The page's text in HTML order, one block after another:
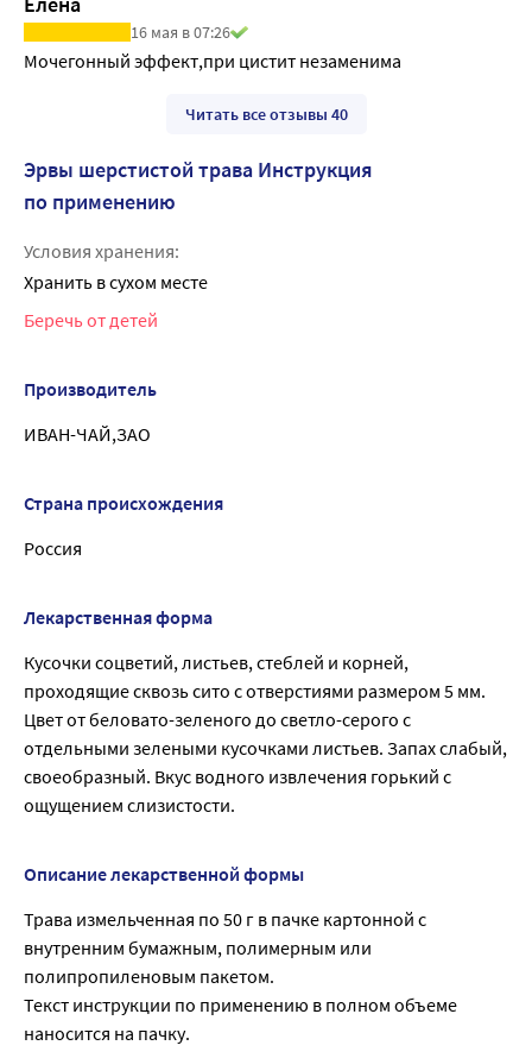
16 мая в 07:26
Мочегонный эффект,при цистит незаменима
Читать все отзывы 40
Эрвы шерстистой трава Инструкция
по применению
Условия хранения:
Хранить в сухом месте
Беречь от детей
Производитель
ИВАН-ЧАЙ,ЗАО
Страна происхождения
Россия
Лекарственная форма
Кусочки соцветий, листьев, стеблей и корней,
проходящие сквозь сито с отверстиями размером 5 мм.
Цвет от беловато-зеленого до светло-серого с
отдельными зелеными кусочками листьев. Запах слабый,
своеобразный. Вкус водного извлечения горький с
ощущением слизистости.
Описание лекарственной формы
Трава измельченная по 50 г в пачке картонной с
внутренним бумажным, полимерным или
полипропиленовым пакетом.
Текст инструкции по применению в полном объеме
наносится на пачку.